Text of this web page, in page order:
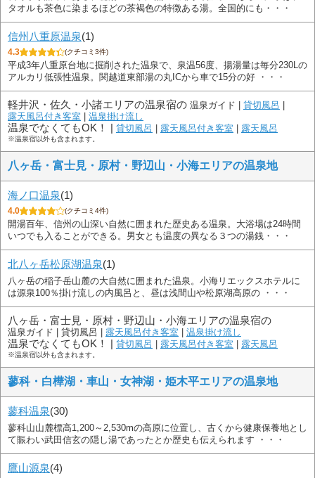
タオルも茶色に染まるほどの茶褐色の特徴ある湯。全国的にも・・・
信州八重原温泉(1)
4.3 (クチコミ3件)
平成3年八重原台地に掘削された温泉で、泉温56度、揚湯量は毎分230Lの
アルカリ低張性温泉。関越道東部湯の丸ICから車で15分の好 ・・・
軽井沢・佐久・小諸エリアの温泉宿の 温泉ガイド | 貸切風呂 |
露天風呂付き客室 | 温泉掛け流し
温泉でなくてもOK！ | 貸切風呂 | 露天風呂付き客室 | 露天風呂
※温泉宿以外も含まれます。
八ヶ岳・富士見・原村・野辺山・小海エリアの温泉地
海ノ口温泉(1)
4.0 (クチコミ4件)
開湯百年、信州の山深い自然に囲まれた歴史ある温泉。大浴場は24時間
いつでも入ることができる。男女とも温度の異なる３つの湯銭・・・
北八ヶ岳松原湖温泉(1)
八ヶ岳の稲子岳山麓の大自然に囲まれた温泉。小海リエックスホテルに
は源泉100％掛け流しの内風呂と、昼は浅間山や松原湖高原の ・・・
八ヶ岳・富士見・原村・野辺山・小海エリアの温泉宿の
温泉ガイド | 貸切風呂 | 露天風呂付き客室 | 温泉掛け流し
温泉でなくてもOK！ | 貸切風呂 | 露天風呂付き客室 | 露天風呂
※温泉宿以外も含まれます。
蓼科・白樺湖・車山・女神湖・姫木平エリアの温泉地
蓼科温泉(30)
蓼科山山麓標高1,200～2,530mの高原に位置し、古くから健康保養地とし
て賑わい武田信玄の隠し湯であったとか歴史も伝えられます ・・・
鷹山源泉(4)